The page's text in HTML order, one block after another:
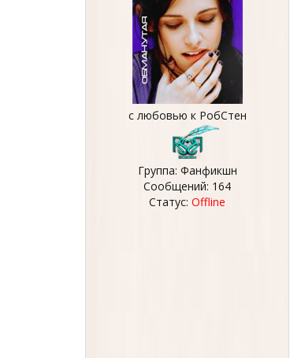
с любовью к РобСтен
Группа: Фанфикшн
Сообщений: 164
Статус: Offline